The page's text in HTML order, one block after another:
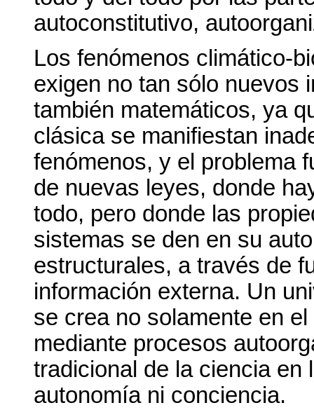
autoconstitutivo,
Los fenómenos climático-
exigen no tan sólo nuevos
también matemáticos, ya
clásica se manifiestan
fenómenos, y el problema
de nuevas leyes, donde
todo, pero donde las
sistemas se den en su
estructurales, a través de
información externa. Un
se crea no solamente en
mediante procesos
tradicional de la ciencia en
autonomía ni conciencia.